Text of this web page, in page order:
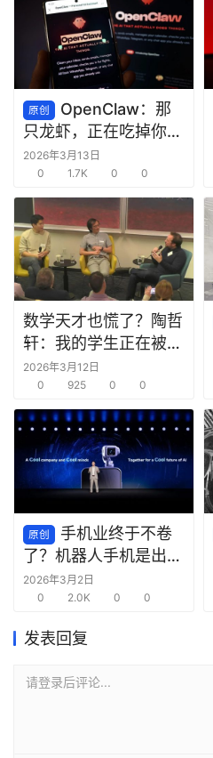
原创
OpenClaw：那
只龙虾，正在吃掉你的
脑子
2026年3月13日
0
1.7K 0 0
数学天才也慌了？陶哲
轩：我的学生正在被
AI“毁掉”
2026年3月12日
0
925 0 0
原创
手机业终于不卷
了？机器人手机是出路
还是死路？
2026年3月2日
0
2.0K 0 0
发表回复
请登录后评论...